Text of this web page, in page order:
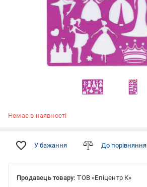
Немає в наявності
У бажання До порівняння
Продавець товару: ТОВ «Епіцентр К»